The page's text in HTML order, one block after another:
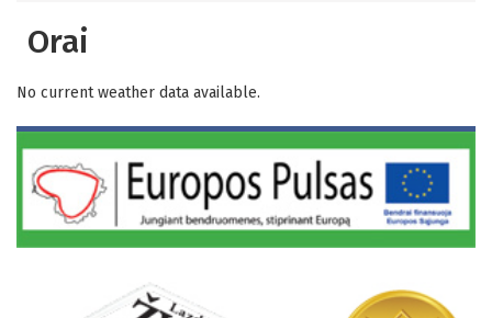
Orai
No current weather data available.